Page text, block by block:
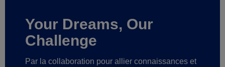
Your Dreams, Our
Challenge
Par la collaboration pour allier connaissances et